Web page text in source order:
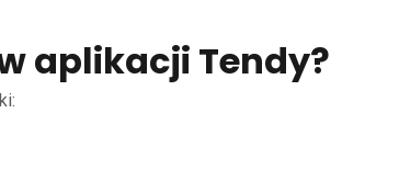
aplikacji Tendy?